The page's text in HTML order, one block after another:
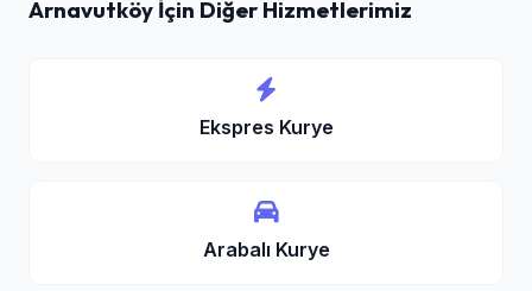
Arnavutköy İçin Diğer Hizmetlerimiz
Ekspres Kurye
Arabalı Kurye